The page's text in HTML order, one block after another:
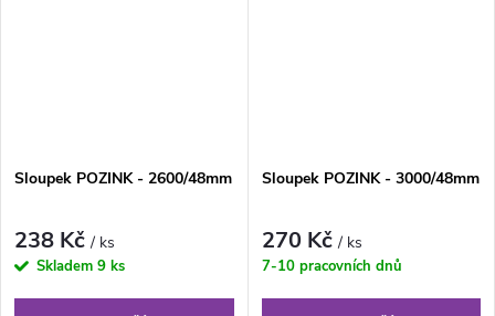
Sloupek POZINK - 2600/48mm
238 Kč/ ks
Skladem 9 ks
Sloupek POZINK - 3000/48mm
270 Kč/ ks
7-10 pracovních dnů